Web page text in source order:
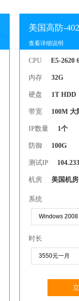
美国高防-402
查看详细说明
CPU E5-2620
内存 32G
硬盘 1T HDD
带宽 100M 大
IP数量 1个
防御 100G
测试IP
机房 美国机房
系统
时长